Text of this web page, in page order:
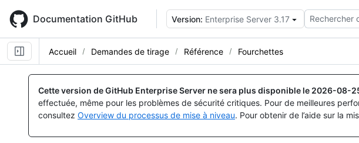
main
content
Documentation GitHub Version: Enterprise Server 3.17 Rechercher
Accueil Demandes de tirage Référence Fourchettes
Cette version de GitHub Enterprise Server ne sera plus disponible le 2026-08-
effectuée, même pour les problèmes de sécurité critiques. Pour de meilleures
consultez Overview du processus de mise à niveau. Pour obtenir de l’aide sur la